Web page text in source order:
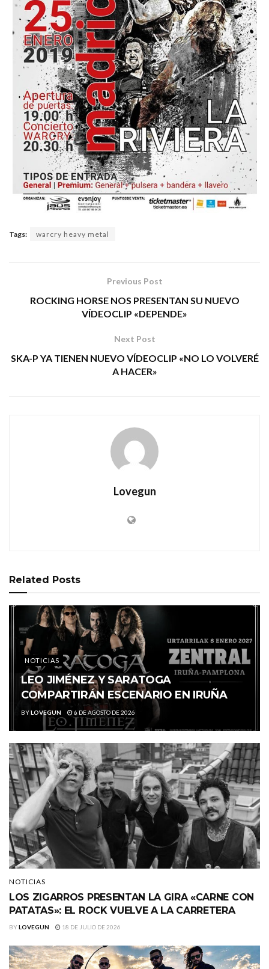
Tags: warcry heavy metal
Previous Post
ROCKING HORSE NOS PRESENTAN SU NUEVO
VÍDEOCLIP «DEPENDE»
Next Post
SKA-P YA TIENEN NUEVO VÍDEOCLIP «NO LO VOLVERÉ
A HACER»
Lovegun
Related Posts
NOTICIAS
LEO JIMÉNEZ Y SARATOGA
COMPARTIRÁN ESCENARIO EN IRUÑA
BYLOVEGUN 6 DE AGOSTO DE 2026
NOTICIAS
LOS ZIGARROS PRESENTAN LA GIRA «CARNE CON
PATATAS»: EL ROCK VUELVE A LA CARRETERA
BYLOVEGUN 18 DE JULIO DE 2026